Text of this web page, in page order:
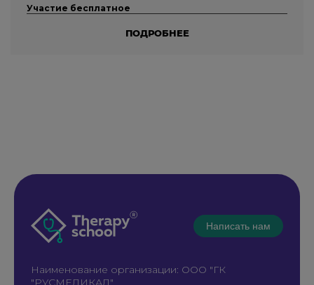
Участие бесплатное
ПОДРОБНЕЕ
Написать нам
Наименование организации: ООО "ГК
"РУСМЕДИКАЛ"